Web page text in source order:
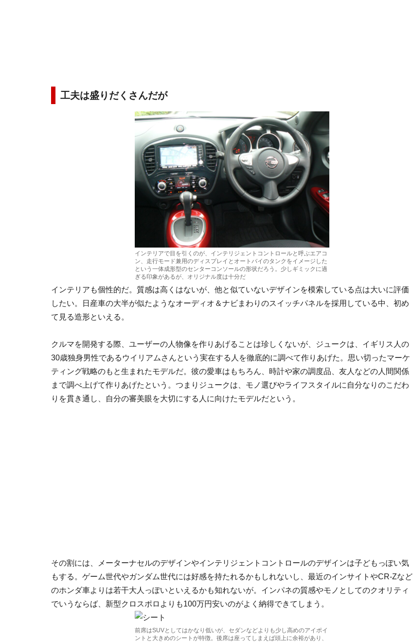
工夫は盛りだくさんだが
インテリアで目を引くのが、インテリジェントコントロールと呼ぶエアコ
ン、走行モード兼用のディスプレイとオートバイのタンクをイメージした
という一体成形型のセンターコンソールの形状だろう。少しギミックに過
ぎる印象があるが、オリジナル度は十分だ
インテリアも個性的だ。質感は高くはないが、他と似ていないデザインを模索している点は大いに評価
したい。日産車の大半が似たようなオーディオ＆ナビまわりのスイッチパネルを採用している中、初め
て見る造形といえる。
クルマを開発する際、ユーザーの人物像を作りあげることは珍しくないが、ジュークは、イギリス人の
30歳独身男性であるウイリアムさんという実在する人を徹底的に調べて作りあげた。思い切ったマーケ
ティング戦略のもと生まれたモデルだ。彼の愛車はもちろん、時計や家の調度品、友人などの人間関係
まで調べ上げて作りあげたという。つまりジュークは、モノ選びやライフスタイルに自分なりのこだわ
りを貫き通し、自分の審美眼を大切にする人に向けたモデルだという。
その割には、メーターナセルのデザインやインテリジェントコントロールのデザインは子どもっぽい気
もする。ゲーム世代やガンダム世代には好感を持たれるかもしれないし、最近のインサイトやCR-Zなど
のホンダ車よりは若干大人っぽいといえるかも知れないが。インパネの質感やモノとしてのクオリティ
でいうならば、新型クロスポロよりも100万円安いのがよく納得できてしまう。
前席はSUVとしてはかなり低いが、セダンなどよりも少し高めのアイポイ
ントと大きめのシートが特徴。後席は座ってしまえば頭上に余裕があり、